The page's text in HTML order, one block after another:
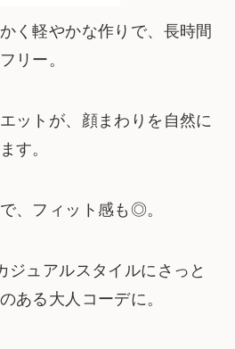
く軽やかな作りで、長時間
リー。
ットが、顔まわりを自然に
す。
、フィット感も◎。
ジュアルスタイルにさっと
ある大人コーデに。